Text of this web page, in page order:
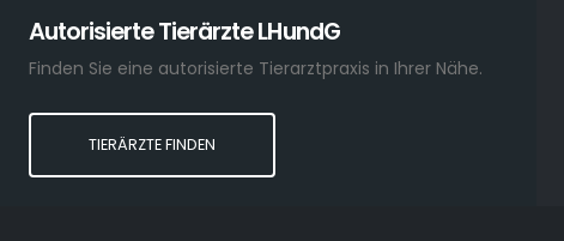
Autorisierte Tierärzte LHundG
Finden Sie eine autorisierte Tierarztpraxis in Ihrer Nähe.
TIERÄRZTE FINDEN